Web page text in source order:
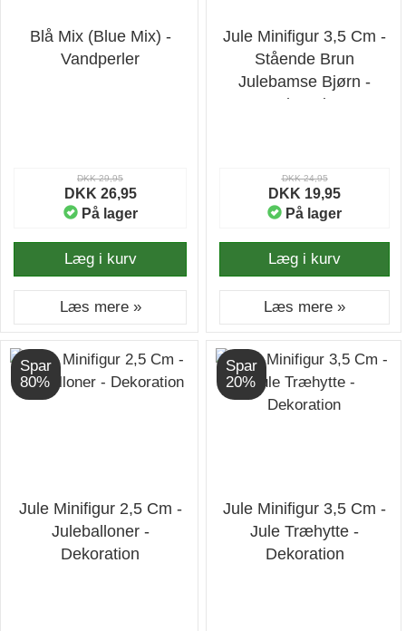
Blå Mix (Blue Mix) -
Vandperler
DKK 29,95
DKK 26,95
På lager
Læg i kurv
Læs mere »
Jule Minifigur 3,5 Cm -
Stående Brun
Julebamse Bjørn -
Dekoration
DKK 24,95
DKK 19,95
På lager
Læg i kurv
Læs mere »
Spar
80%
Jule Minifigur 2,5 Cm -
Juleballoner -
Dekoration
Spar
20%
Jule Minifigur 3,5 Cm -
Jule Træhytte -
Dekoration